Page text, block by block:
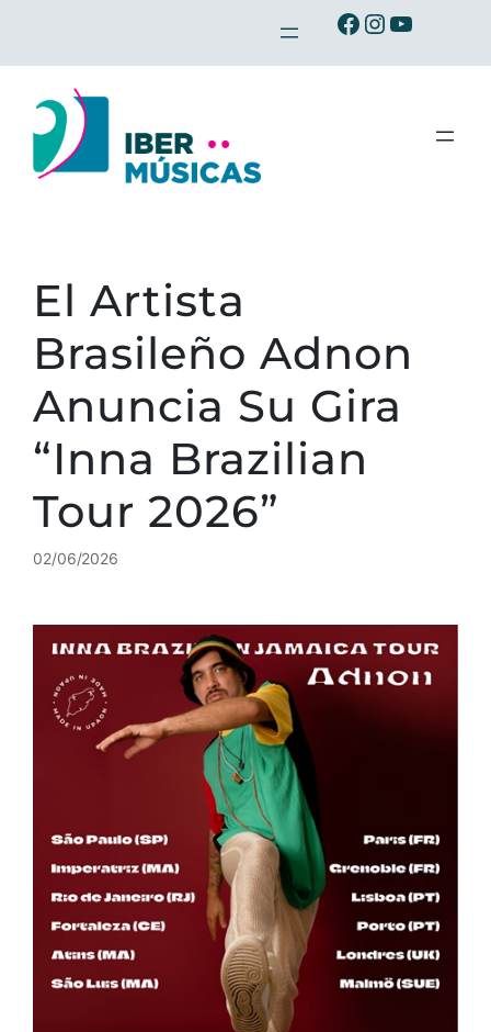
contenido
Ibermusicas en Facebook
Ibermusicas en Instagram
Ibermusicas en Youtube
El Artista
Brasileño Adnon
Anuncia Su Gira
“Inna Brazilian
Tour 2026”
02/06/2026